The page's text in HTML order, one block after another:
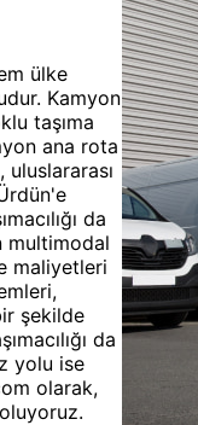
ülke
Kamyon
taşıma
ana rota
da
multimodal
maliyetleri
şekilde
da
yolu ise
olarak,